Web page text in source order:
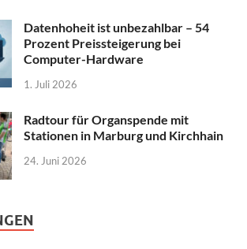
Datenhoheit ist unbezahlbar – 54
Prozent Preissteigerung bei
Computer-Hardware
1. Juli 2026
Radtour für Organspende mit
Stationen in Marburg und Kirchhain
24. Juni 2026